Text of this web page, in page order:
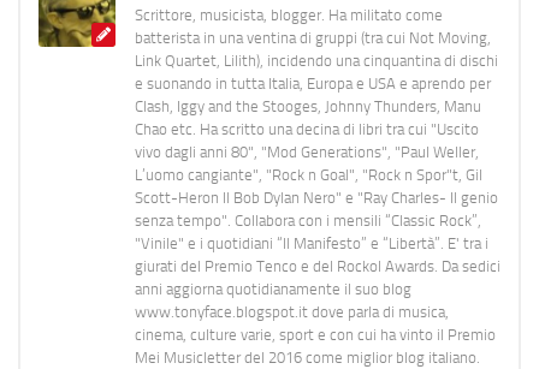
Scrittore, musicista, blogger. Ha militato come
batterista in una ventina di gruppi (tra cui Not Moving,
Link Quartet, Lilith), incidendo una cinquantina di dischi
e suonando in tutta Italia, Europa e USA e aprendo per
Clash, Iggy and the Stooges, Johnny Thunders, Manu
Chao etc. Ha scritto una decina di libri tra cui "Uscito
vivo dagli anni 80", "Mod Generations", "Paul Weller,
L’uomo cangiante", "Rock n Goal", "Rock n Spor"t, Gil
Scott-Heron Il Bob Dylan Nero" e "Ray Charles- Il genio
senza tempo". Collabora con i mensili “Classic Rock”,
"Vinile" e i quotidiani “Il Manifesto” e “Libertà”. E' tra i
giurati del Premio Tenco e del Rockol Awards. Da sedici
anni aggiorna quotidianamente il suo blog
www.tonyface.blogspot.it dove parla di musica,
cinema, culture varie, sport e con cui ha vinto il Premio
Mei Musicletter del 2016 come miglior blog italiano.